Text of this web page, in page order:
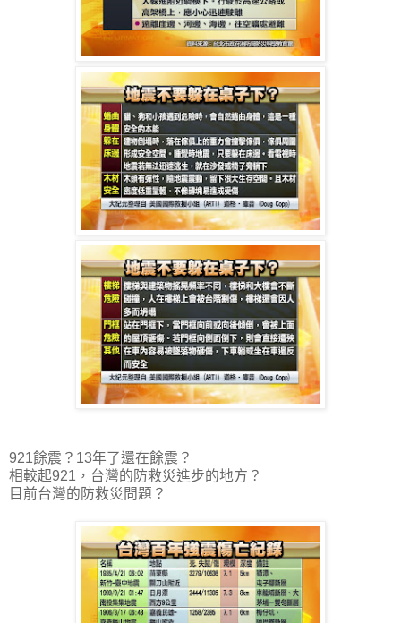
921餘震？13年了還在餘震？
相較起921，台灣的防救災進步的地方？
目前台灣的防救災問題？